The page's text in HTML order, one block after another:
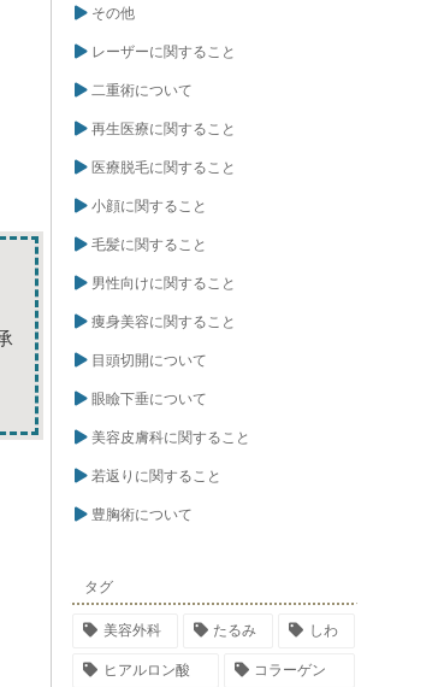
その他
レーザーに関すること
二重術について
再生医療に関すること
医療脱毛に関すること
小顔に関すること
毛髪に関すること
男性向けに関すること
痩身美容に関すること
目頭切開について
眼瞼下垂について
美容皮膚科に関すること
若返りに関すること
豊胸術について
タグ
美容外科 たるみ しわ
ヒアルロン酸 コラーゲン